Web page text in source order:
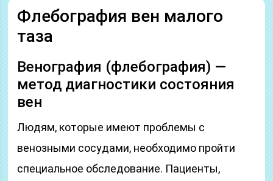
Флебография вен малого
таза
Венография (флебография) —
метод диагностики состояния
вен
Людям, которые имеют проблемы с
венозными сосудами, необходимо пройти
специальное обследование. Пациенты,